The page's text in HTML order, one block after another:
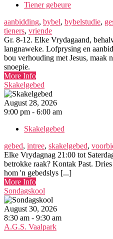
Tiener gebeure
aanbidding, bybel, bybelstudie,
tieners, vriende
Gr. 8-12. Elke Vrydagaand,
langnaweke. Lofprysing en
bou verhouding met Jesus, maak
snoepie.
More Info
Skakelgebed
August 28, 2026
9:00 pm - 6:00 am
Skakelgebed
gebed, intree, skakelgebed,
Elke Vrydagnag 21:00 tot
betrokke raak? Kontak Past.
hom 'n gebedslys [...]
More Info
Sondagskool
August 30, 2026
8:30 am - 9:30 am
A.G.S. Vaalpark